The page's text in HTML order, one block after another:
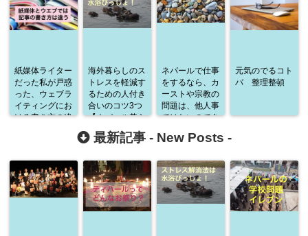
紙媒体ライター
だった私が戸惑
った、ウェブラ
イティングにお
ける書き方の違
海外暮らしのス
トレスを軽減す
るための人付き
合いのコツ3つ
【ネパール暮ら
しから学んだこ
と】
ネパールで仕事
をするなら、カ
ーストや宗教の
問題は、他人事
ではないのであ
元気のでるコト
バ 整理整頓
最新記事 - New Posts -